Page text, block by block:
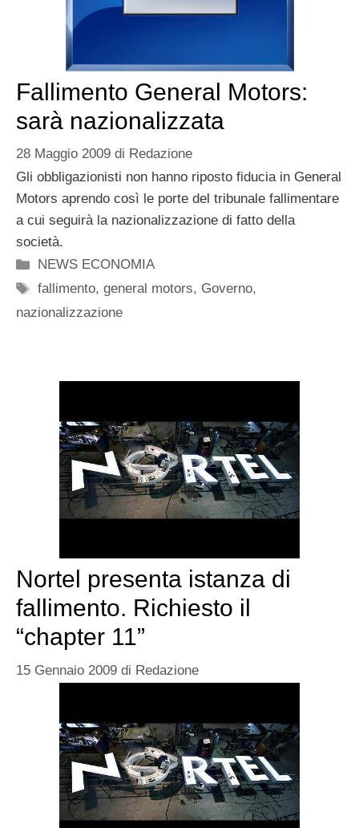
Fallimento General Motors:
sarà nazionalizzata
28 Maggio 2009 di Redazione
Gli obbligazionisti non hanno riposto fiducia in General
Motors aprendo così le porte del tribunale fallimentare
a cui seguirà la nazionalizzazione di fatto della
società.
Categorie
NEWS ECONOMIA
Tag
fallimento,general motors, Governo,
nazionalizzazione
Nortel presenta istanza di
fallimento. Richiesto il
“chapter 11”
15 Gennaio 2009 di Redazione